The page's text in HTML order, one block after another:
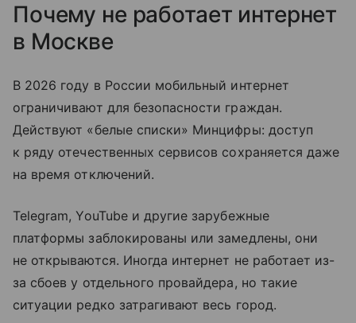
Почему не работает интернет
в Москве
В 2026 году в России мобильный интернет
ограничивают для безопасности граждан.
Действуют «белые списки» Минцифры: доступ
к ряду отечественных сервисов сохраняется даже
на время отключений.
Telegram, YouTube и другие зарубежные
платформы заблокированы или замедлены, они
не открываются. Иногда интернет не работает из-
за сбоев у отдельного провайдера, но такие
ситуации редко затрагивают весь город.